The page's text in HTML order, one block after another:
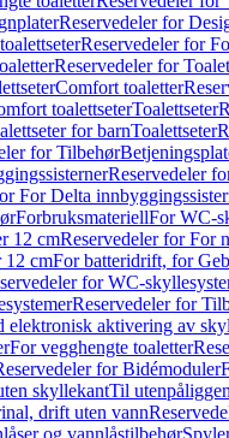
Reservedeler for
Reservedeler for
Reservedeler for
Comfort toaletter
toalettseterToalettseter
for barnToalettseter
for Tilbehør
Reservedeler
For Delta
ForbruksmateriellFor WC-
12 cmReservedeler for For
12 cmFor batteridrift, for
for WC-
Reservedeler for
elektronisk aktivering av
For vegghengte toaletter
for Bidémoduler
skyllekantTil
drift uten vann
og vannlåstilbehør